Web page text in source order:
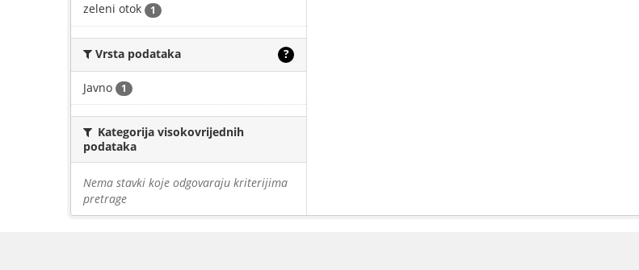
zeleni otok 1
Vrsta podataka ?
Javno 1
Kategorija visokovrijednih
podataka
Nema stavki koje odgovaraju kriterijima
pretrage